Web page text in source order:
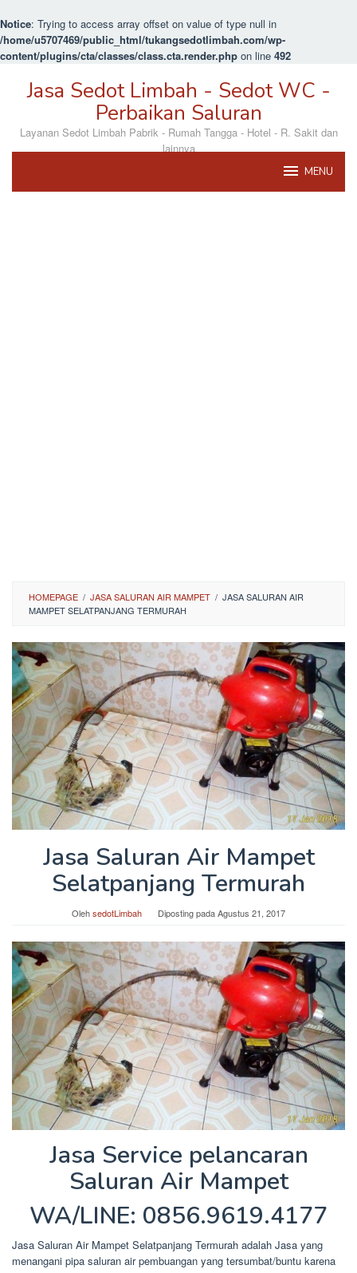
Notice: Trying to access array offset on value of type null in
/home/u5707469/public_html/tukangsedotlimbah.com/wp-
content/plugins/cta/classes/class.cta.render.php on line 492
Jasa Sedot Limbah - Sedot WC -
Perbaikan Saluran
Layanan Sedot Limbah Pabrik - Rumah Tangga - Hotel - R. Sakit dan
lainnya
MENU
HOMEPAGE / JASA SALURAN AIR MAMPET / JASA SALURAN AIR
MAMPET SELATPANJANG TERMURAH
Jasa Saluran Air Mampet
Selatpanjang Termurah
OlehsedotLimbah Diposting padaAgustus 21, 2017
Jasa Service pelancaran
Saluran Air Mampet
WA/LINE: 0856.9619.4177
Jasa Saluran Air Mampet Selatpanjang Termurah adalah Jasa yang
menangani pipa saluran air pembuangan yang tersumbat/buntu karena